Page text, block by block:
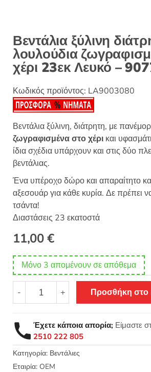
Βεντάλια ξύλινη
λουλούδια
χέρι 23εκ Λευκό –
Κωδικός προϊόντος: LA9003080
Βεντάλια ξύλινη, διάτρητη, με
ζωγραφισμένα στο χέρι και
ίδια σχέδια υπάρχουν και στις δύο
βεντάλιας.
Ένα υπέροχο δώρο και απαραίτητο
αξεσουάρ για κάθε κυρία. Δε πρέπει
τσάντα!
Διαστάσεις 23 εκατοστά
11,00€
Μόνο 3 απομένουν σε απόθεμα
-
Βεντάλια
ξύλινη
με
λουλούδια
ζωγραφισμένα
στο
χέρι
+ Προσθήκη στο
Έχετε κάποια απορία; Είμαστε
2510 222 805
Κατηγορία: Βεντάλιες
Εταιρία: OEM